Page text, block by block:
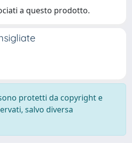
a questo prodotto.
protetti da copyright e
salvo diversa